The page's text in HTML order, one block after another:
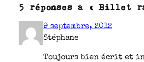
5 réponses à « Billet
9 septembre, 2012
Stéphane
Toujours bien écrit et